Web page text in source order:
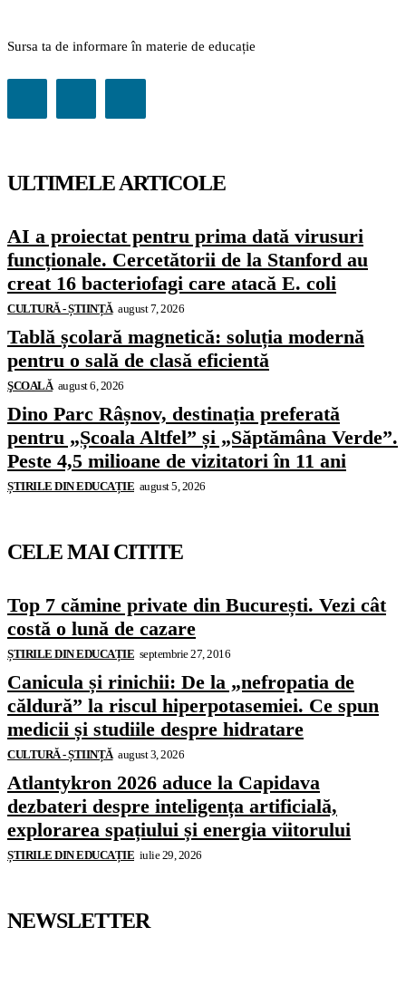
Sursa ta de informare în materie de educație
ULTIMELE ARTICOLE
AI a proiectat pentru prima dată virusuri
funcționale. Cercetătorii de la Stanford au
creat 16 bacteriofagi care atacă E. coli
CULTURĂ - ȘTIINȚĂ august 7, 2026
Tablă școlară magnetică: soluția modernă
pentru o sală de clasă eficientă
ŞCOALĂ august 6, 2026
Dino Parc Râșnov, destinația preferată
pentru „Școala Altfel” și „Săptămâna Verde”.
Peste 4,5 milioane de vizitatori în 11 ani
ȘTIRILE DIN EDUCAȚIE august 5, 2026
CELE MAI CITITE
Top 7 cămine private din București. Vezi cât
costă o lună de cazare
ȘTIRILE DIN EDUCAȚIE septembrie 27, 2016
Canicula și rinichii: De la „nefropatia de
căldură” la riscul hiperpotasemiei. Ce spun
medicii și studiile despre hidratare
CULTURĂ - ȘTIINȚĂ august 3, 2026
Atlantykron 2026 aduce la Capidava
dezbateri despre inteligența artificială,
explorarea spațiului și energia viitorului
ȘTIRILE DIN EDUCAȚIE iulie 29, 2026
NEWSLETTER